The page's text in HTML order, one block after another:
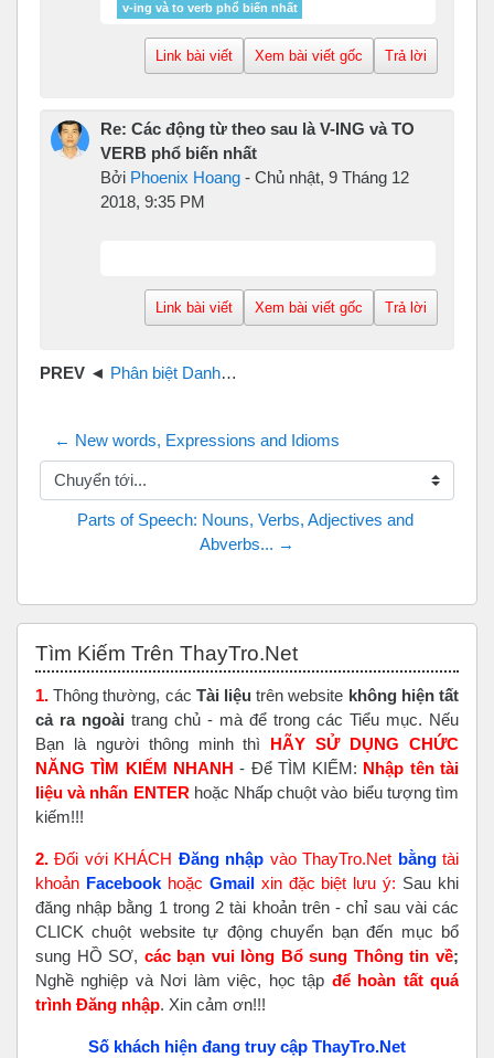
v-ing và to verb phổ biến nhất
Link bài viết Xem bài viết gốc Trả lời
Re: Các động từ theo sau là V-ING và TO
VERB phổ biến nhất
Bởi Phoenix Hoang - Chủ nhật, 9 Tháng 12
2018, 9:35 PM
Link bài viết Xem bài viết gốc Trả lời
Phân biệt Danh động từ và hiện tại phân từ Unit 3 tiếng Anh 11
← New words, Expressions and Idioms
Chuyển tới...
Parts of Speech: Nouns, Verbs, Adjectives and
Abverbs... →
Tìm Kiếm Trên ThayTro.Net
1. Thông thường, các Tài liệu trên website không hiện tất
cả ra ngoài trang chủ - mà để trong các Tiểu mục. Nếu
Bạn là người thông minh thì HÃY SỬ DỤNG CHỨC
NĂNG TÌM KIẾM NHANH - Để TÌM KIẾM: Nhập tên tài
liệu và nhấn ENTER hoặc Nhấp chuột vào biểu tượng tìm
kiếm!!!
2. Đối với KHÁCH Đăng nhập vào ThayTro.Net bằngtài
khoản Facebook hoặc Gmailxin đặc biệt lưu ý: Sau khi
đăng nhập bằng 1 trong 2 tài khoản trên - chỉ sau vài các
CLICK chuột website tự động chuyển bạn đến mục bổ
sung HỒ SƠ, các bạn vui lòng Bổ sung Thông tin về;
Nghề nghiệp và Nơi làm việc, học tập để hoàn tấtquá
trình Đăng nhập. Xin cảm ơn!!!
Số khách hiện đang truy cập ThayTro.Net